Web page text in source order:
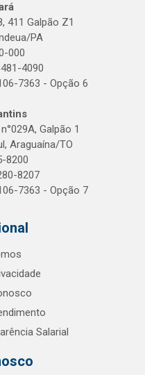
411 Galpão Z1
PA
000
4090
7363 - Opção 6
Galpão 1
Araguaína/TO
8200
8207
7363 - Opção 7
Salarial